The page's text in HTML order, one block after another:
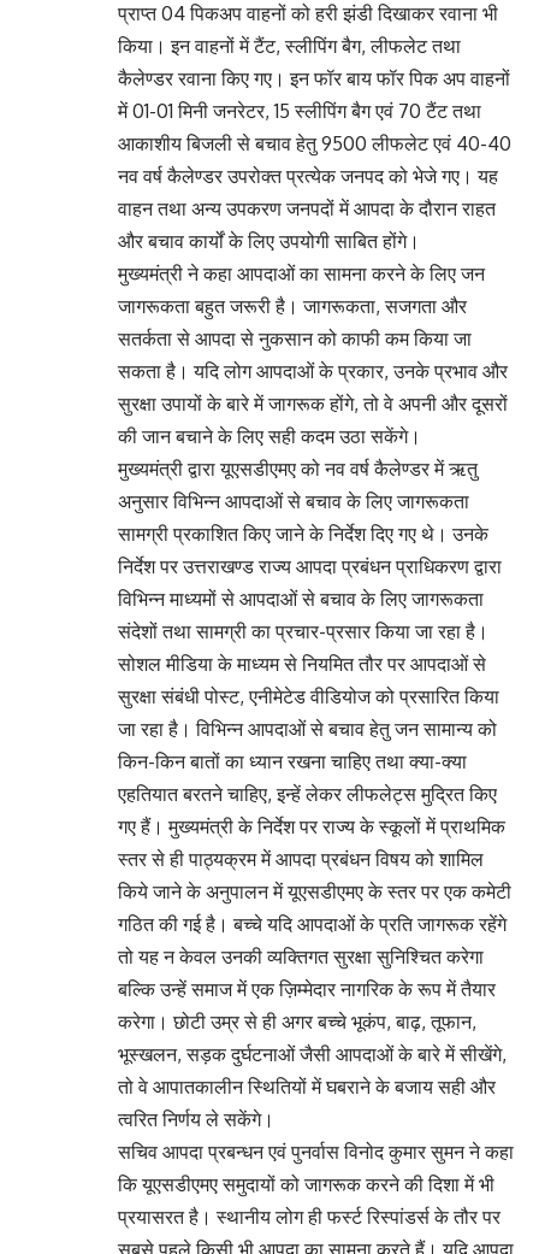
प्राप्त 04 पिकअप वाहनों को हरी झंडी दिखाकर रवाना भी
किया। इन वाहनों में टैंट, स्लीपिंग बैग, लीफलेट तथा
कैलेण्डर रवाना किए गए। इन फॉर बाय फॉर पिक अप वाहनों
में 01-01 मिनी जनरेटर, 15 स्लीपिंग बैग एवं 70 टैंट तथा
आकाशीय बिजली से बचाव हेतु 9500 लीफलेट एवं 40-40
नव वर्ष कैलेण्डर उपरोक्त प्रत्येक जनपद को भेजे गए। यह
वाहन तथा अन्य उपकरण जनपदों में आपदा के दौरान राहत
और बचाव कार्यों के लिए उपयोगी साबित होंगे।
मुख्यमंत्री ने कहा आपदाओं का सामना करने के लिए जन
जागरूकता बहुत जरूरी है। जागरूकता, सजगता और
सतर्कता से आपदा से नुकसान को काफी कम किया जा
सकता है। यदि लोग आपदाओं के प्रकार, उनके प्रभाव और
सुरक्षा उपायों के बारे में जागरूक होंगे, तो वे अपनी और दूसरों
की जान बचाने के लिए सही कदम उठा सकेंगे।
मुख्यमंत्री द्वारा यूएसडीएमए को नव वर्ष कैलेण्डर में ऋतु
अनुसार विभिन्न आपदाओं से बचाव के लिए जागरूकता
सामग्री प्रकाशित किए जाने के निर्देश दिए गए थे। उनके
निर्देश पर उत्तराखण्ड राज्य आपदा प्रबंधन प्राधिकरण द्वारा
विभिन्न माध्यमों से आपदाओं से बचाव के लिए जागरूकता
संदेशों तथा सामग्री का प्रचार-प्रसार किया जा रहा है।
सोशल मीडिया के माध्यम से नियमित तौर पर आपदाओं से
सुरक्षा संबंधी पोस्ट, एनीमेटेड वीडियोज को प्रसारित किया
जा रहा है। विभिन्न आपदाओं से बचाव हेतु जन सामान्य को
किन-किन बातों का ध्यान रखना चाहिए तथा क्या-क्या
एहतियात बरतने चाहिए, इन्हें लेकर लीफलेट्स मुद्रित किए
गए हैं। मुख्यमंत्री के निर्देश पर राज्य के स्कूलों में प्राथमिक
स्तर से ही पाठ्यक्रम में आपदा प्रबंधन विषय को शामिल
किये जाने के अनुपालन में यूएसडीएमए के स्तर पर एक कमेटी
गठित की गई है। बच्चे यदि आपदाओं के प्रति जागरूक रहेंगे
तो यह न केवल उनकी व्यक्तिगत सुरक्षा सुनिश्चित करेगा
बल्कि उन्हें समाज में एक ज़िम्मेदार नागरिक के रूप में तैयार
करेगा। छोटी उम्र से ही अगर बच्चे भूकंप, बाढ़, तूफान,
भूस्खलन, सड़क दुर्घटनाओं जैसी आपदाओं के बारे में सीखेंगे,
तो वे आपातकालीन स्थितियों में घबराने के बजाय सही और
त्वरित निर्णय ले सकेंगे।
सचिव आपदा प्रबन्धन एवं पुनर्वास विनोद कुमार सुमन ने कहा
कि यूएसडीएमए समुदायों को जागरूक करने की दिशा में भी
प्रयासरत है। स्थानीय लोग ही फर्स्ट रिस्पांडर्स के तौर पर
सबसे पहले किसी भी आपदा का सामना करते हैं। यदि आपदा